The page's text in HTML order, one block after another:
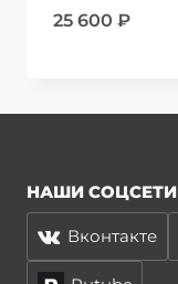
25 600 ₽
НАШИ СОЦСЕТИ
Вконтакте